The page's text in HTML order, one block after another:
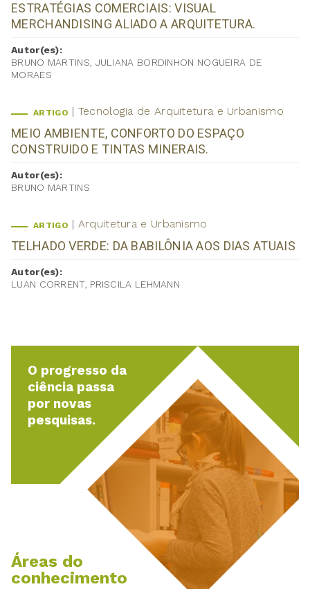
ESTRATÉGIAS COMERCIAIS: VISUAL
MERCHANDISING ALIADO A ARQUITETURA.
Autor(es):
BRUNO MARTINS, JULIANA BORDINHON NOGUEIRA DE
MORAES
ARTIGO Tecnologia de Arquitetura e Urbanismo
MEIO AMBIENTE, CONFORTO DO ESPAÇO
CONSTRUIDO E TINTAS MINERAIS.
Autor(es):
BRUNO MARTINS
ARTIGO Arquitetura e Urbanismo
TELHADO VERDE: DA BABILÔNIA AOS DIAS ATUAIS
Autor(es):
LUAN CORRENT, PRISCILA LEHMANN
O progresso da
ciência passa
por novas
pesquisas.
Áreas do
conhecimento